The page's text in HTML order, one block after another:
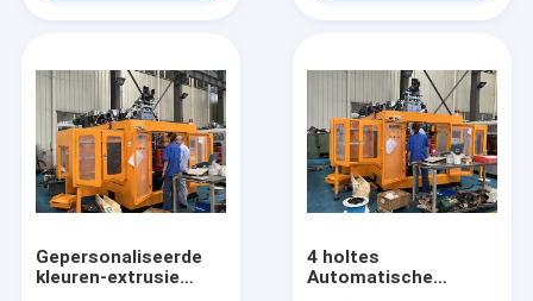
Extrusie blaasvormmachine
plastic flessenslag het vormen machine
de automatische machine van het slagafgietsel
plastic fles schimmel
Gepersonaliseerde
kleuren-extrusie
4 holtes
Automatische